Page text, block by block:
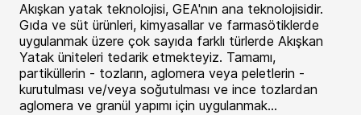
Akışkan yatak teknolojisi, GEA'nın ana teknolojisidir.
Gıda ve süt ürünleri, kimyasallar ve farmasötiklerde
uygulanmak üzere çok sayıda farklı türlerde Akışkan
Yatak üniteleri tedarik etmekteyiz. Tamamı,
partiküllerin - tozların, aglomera veya peletlerin -
kurutulması ve/veya soğutulması ve ince tozlardan
aglomera ve granül yapımı için uygulanmak...